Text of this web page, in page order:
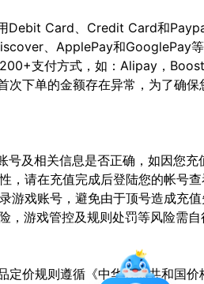
Debit Card、Credit Card和
、ApplePay和GooglePay
支付方式，如：Alipay，
次下单的金额存在异常，为了确
号及相关信息是否正确，如因您
，请在充值完成后登陆您的帐号
游戏账号，避免由于顶号造成充
，游戏管控及规则处罚等风险需
定价规则遵循《中华人民共和国